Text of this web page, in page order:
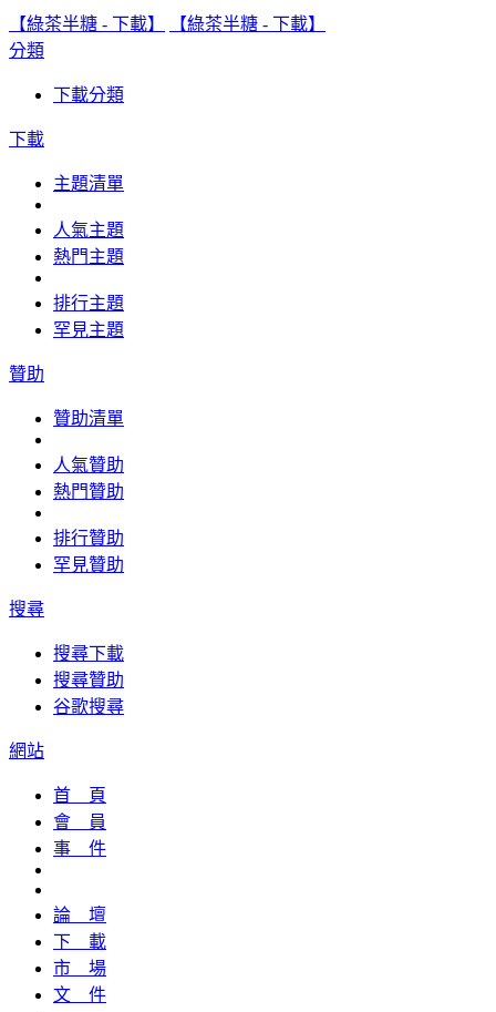
【綠茶半糖 - 下載】
【綠茶半糖 - 下載】
分類
下載分類
下載
主題清單
人氣主題
熱門主題
排行主題
罕見主題
贊助
贊助清單
人氣贊助
熱門贊助
排行贊助
罕見贊助
搜尋
搜尋下載
搜尋贊助
谷歌搜尋
網站
首 頁
會 員
事 件
論 壇
下 載
市 場
文 件